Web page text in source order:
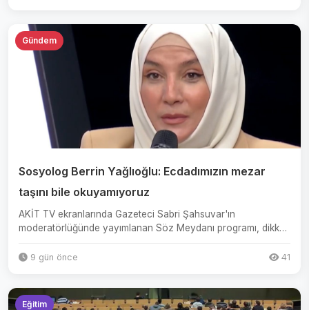
Gündem
Sosyolog Berrin Yağlıoğlu: Ecdadımızın mezar
taşını bile okuyamıyoruz
AKİT TV ekranlarında Gazeteci Sabri Şahsuvar'ın
moderatörlüğünde yayımlanan Söz Meydanı programı, dikkati
9 gün önce 41
Eğitim